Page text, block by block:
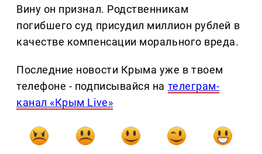
Вину он признал. Родственникам
погибшего суд присудил миллион рублей в
качестве компенсации морального вреда.
Последние новости Крыма уже в твоем
телефоне - подписывайся на телеграм-
канал «Крым Live»